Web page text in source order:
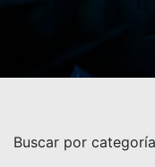
Buscar por